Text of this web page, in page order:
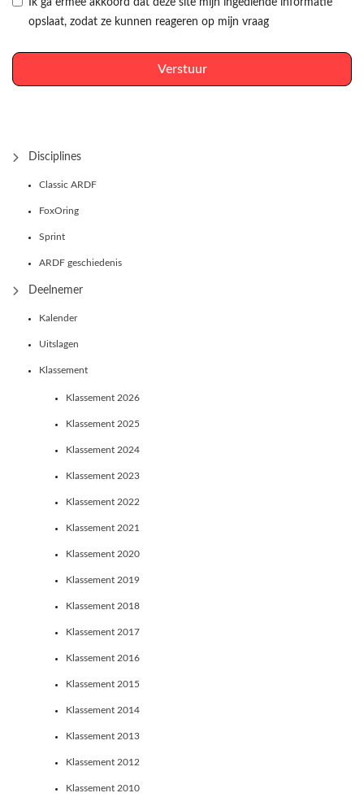
Ik ga ermee akkoord dat deze site mijn ingediende informatie
opslaat, zodat ze kunnen reageren op mijn vraag
Verstuur
Disciplines
Classic ARDF
FoxOring
Sprint
ARDF geschiedenis
Deelnemer
Kalender
Uitslagen
Klassement
Klassement 2026
Klassement 2025
Klassement 2024
Klassement 2023
Klassement 2022
Klassement 2021
Klassement 2020
Klassement 2019
Klassement 2018
Klassement 2017
Klassement 2016
Klassement 2015
Klassement 2014
Klassement 2013
Klassement 2012
Klassement 2010